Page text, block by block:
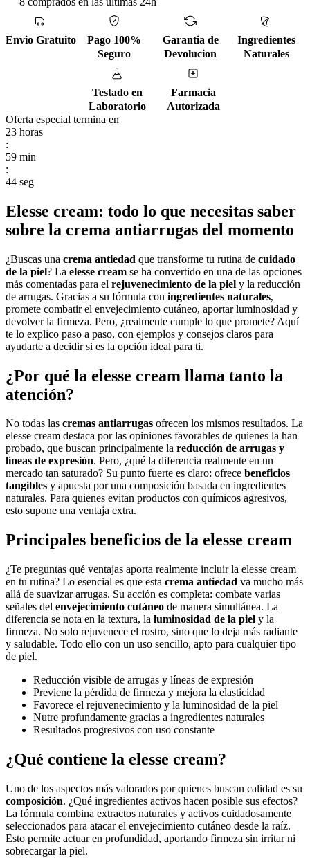
Envio Gratuito
Pago 100%
Seguro
Garantia de
Devolucion
Ingredientes
Naturales
Testado en
Laboratorio
Farmacia
Autorizada
Oferta especial termina en
23 horas
:
59 min
:
43 seg
Elesse cream: todo lo que necesitas saber
sobre la crema antiarrugas del momento
¿Buscas una crema antiedad que transforme tu rutina de cuidado
de la piel? La elesse cream se ha convertido en una de las opciones
más comentadas para el rejuvenecimiento de la piel y la reducción
de arrugas. Gracias a su fórmula con ingredientes naturales,
promete combatir el envejecimiento cutáneo, aportar luminosidad y
devolver la firmeza. Pero, ¿realmente cumple lo que promete? Aquí
te lo explico paso a paso, con ejemplos y consejos claros para
ayudarte a decidir si es la opción ideal para ti.
¿Por qué la elesse cream llama tanto la
atención?
No todas las cremas antiarrugas ofrecen los mismos resultados. La
elesse cream destaca por las opiniones favorables de quienes la han
probado, que buscan principalmente la reducción de arrugas y
líneas de expresión. Pero, ¿qué la diferencia realmente en un
mercado tan saturado? Su punto fuerte es claro: ofrece beneficios
tangibles y apuesta por una composición basada en ingredientes
naturales. Para quienes evitan productos con químicos agresivos,
esto supone una ventaja extra.
Principales beneficios de la elesse cream
¿Te preguntas qué ventajas aporta realmente incluir la elesse cream
en tu rutina? Lo esencial es que esta crema antiedad va mucho más
allá de suavizar arrugas. Su acción es completa: combate varias
señales del envejecimiento cutáneo de manera simultánea. La
diferencia se nota en la textura, la luminosidad de la piel y la
firmeza. No solo rejuvenece el rostro, sino que lo deja más radiante
y saludable. Todo ello con un uso sencillo, apto para cualquier tipo
de piel.
Reducción visible de arrugas y líneas de expresión
Previene la pérdida de firmeza y mejora la elasticidad
Favorece el rejuvenecimiento y la luminosidad de la piel
Nutre profundamente gracias a ingredientes naturales
Resultados progresivos con uso constante
¿Qué contiene la elesse cream?
Uno de los aspectos más valorados por quienes buscan calidad es su
composición. ¿Qué ingredientes activos hacen posible sus efectos?
La fórmula combina extractos naturales y activos cuidadosamente
seleccionados para atacar el envejecimiento cutáneo desde la raíz.
Esto permite actuar en profundidad, aportando firmeza sin irritar ni
sobrecargar la piel.